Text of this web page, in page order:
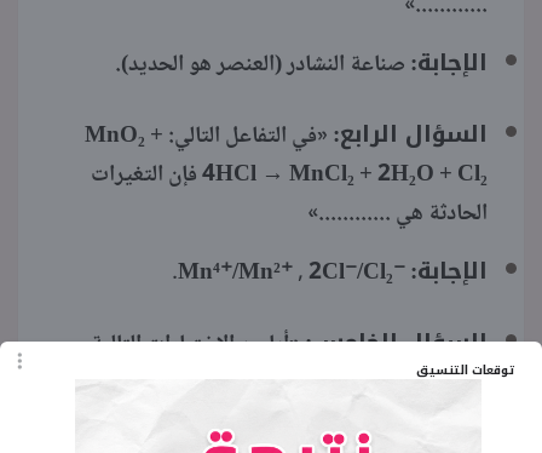
توقعات التنسيق
الإجابة:صناعة النشادر (العنصر هو الحديد).
السؤال الرابع:
«في التفاعل التالي: MnO₂ +
4HCl → MnCl₂ + 2H₂O + Cl₂ فإن التغيرات
الحادثة هي ............»
الإجابة:⁻Mn⁴⁺/Mn²⁺ , 2Cl⁻/Cl₂.
السؤال الخامس:«أيا من الاختيارات التالية
لا يمثل تفاعل كاثود؟»
الإجابة: ⁻Fe²⁺ → Fe³⁺ + e (لأن هذا تفاعل